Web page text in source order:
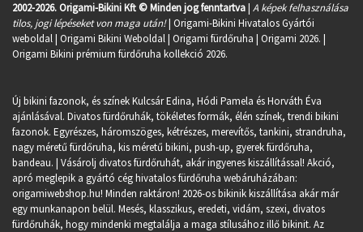
2002-2026. Origami-Bikini Kft © Minden jog fenntartva| A képek felhasználása
tilos, jogi lépéseket von maga után!| Origami-Bikini Hivatalos Gyártói
weboldal | Origami Bikini Weboldal | Origami fürdőruha | Origami 2026. |
Origami Bikini prémium fürdőruha kollekció 2026.
Új bikini fazonok, és színek Kulcsár Edina, Hódi Pamela és Horváth Éva
ajánlásával. Divatos fürdőruhák, tökéletes formák, élén színek, trendi bikini
fazonok. Egyrészes, háromszöges, kétrészes, merevítős, tankini, strandruha,
nagy méretű fürdőruha, kis méretű bikini, push-up, gyerek fürdőruha,
bandeau. | Vásárolj divatos fürdőruhát, akár ingyenes kiszállítással! Akció,
apró meglepik a gyártó cég hivatalos fürdőruha webáruházában:
origamiwebshop.hu! Minden raktáron! 2026-os bikinik kiszállítása akár már
egy munkanapon belül. Mesés, klasszikus, eredeti, vidám, szexi, divatos
fürdőruhák, hogy mindenki megtalálja a maga stílusához illő bikinit. Az